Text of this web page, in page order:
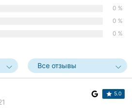
0 %
0 %
0 %
Все отзывы
5.0